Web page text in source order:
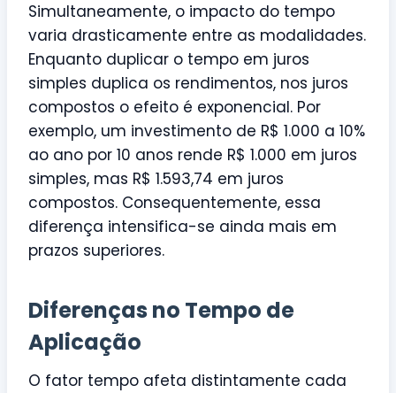
Simultaneamente, o impacto do tempo
varia drasticamente entre as modalidades.
Enquanto duplicar o tempo em juros
simples duplica os rendimentos, nos juros
compostos o efeito é exponencial. Por
exemplo, um investimento de R$ 1.000 a 10%
ao ano por 10 anos rende R$ 1.000 em juros
simples, mas R$ 1.593,74 em juros
compostos. Consequentemente, essa
diferença intensifica-se ainda mais em
prazos superiores.
Diferenças no Tempo de
Aplicação
O fator tempo afeta distintamente cada